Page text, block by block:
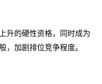
升的硬性资格，同时成为
，加剧排位竞争程度。